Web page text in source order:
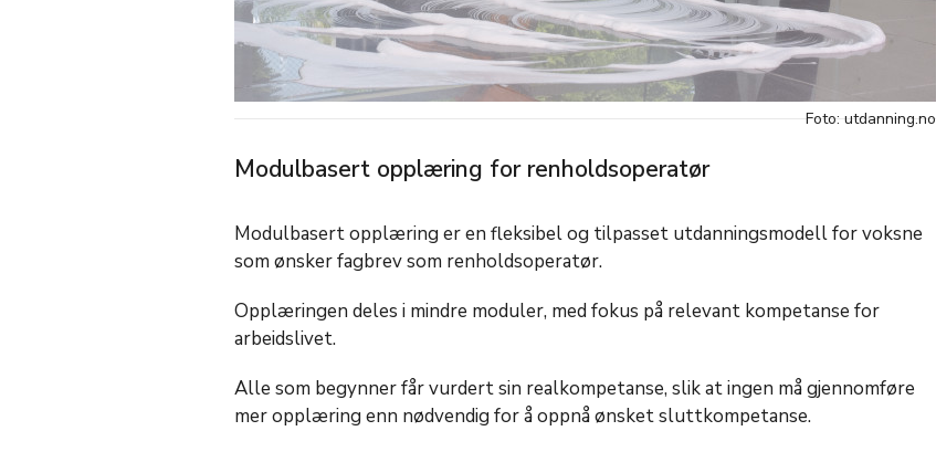
Foto: utdanning.no
Modulbasert opplæring for renholdsoperatør
Modulbasert opplæring er en fleksibel og tilpasset utdanningsmodell for voksne
som ønsker fagbrev som renholdsoperatør.
Opplæringen deles i mindre moduler, med fokus på relevant kompetanse for
arbeidslivet.​
Alle som begynner får vurdert sin realkompetanse, slik at ingen må gjennomføre
mer opplæring enn nødvendig for å oppnå ønsket sluttkompetanse.